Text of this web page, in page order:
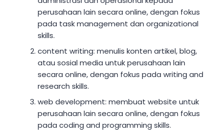
perusahaan lain secara online, dengan fokus
pada task management dan organizational
skills.
content writing: menulis konten artikel, blog,
atau sosial media untuk perusahaan lain
secara online, dengan fokus pada writing and
research skills.
web development: membuat website untuk
perusahaan lain secara online, dengan fokus
pada coding and programming skills.